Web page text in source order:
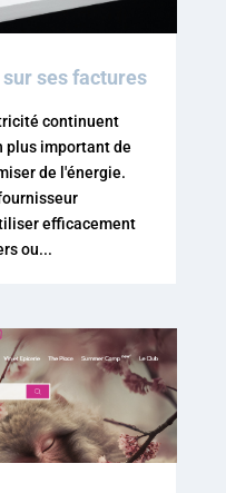
ses factures
continuent
plus important de
de l'énergie.
efficacement
ou...